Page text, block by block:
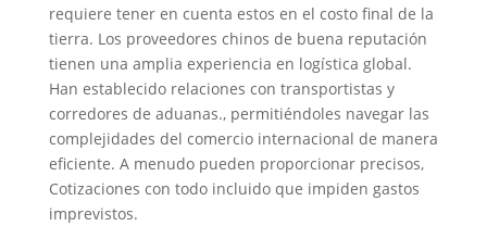
requiere tener en cuenta estos en el costo final de la
tierra. Los proveedores chinos de buena reputación
tienen una amplia experiencia en logística global.
Han establecido relaciones con transportistas y
corredores de aduanas., permitiéndoles navegar las
complejidades del comercio internacional de manera
eficiente. A menudo pueden proporcionar precisos,
Cotizaciones con todo incluido que impiden gastos
imprevistos.